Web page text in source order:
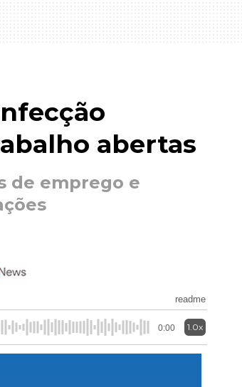
abertas
de emprego e
readme
0:00 1.0x